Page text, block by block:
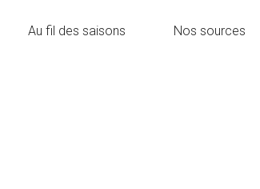
Au fil des saisons Nos sources